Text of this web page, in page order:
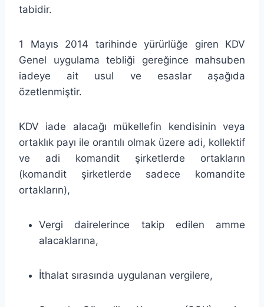
tabidir.
1 Mayıs 2014 tarihinde yürürlüğe giren KDV
Genel uygulama tebliği gereğince mahsuben
iadeye ait usul ve esaslar aşağıda
özetlenmiştir.
KDV iade alacağı mükellefin kendisinin veya
ortaklık payı ile orantılı olmak üzere adi, kollektif
ve adi komandit şirketlerde ortakların
(komandit şirketlerde sadece komandite
ortakların),
Vergi dairelerince takip edilen amme
alacaklarına,
İthalat sırasında uygulanan vergilere,